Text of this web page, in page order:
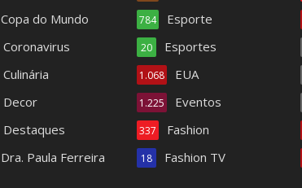
Copa do Mundo
Coronavirus
Culinária
Decor
Destaques
Dra. Paula Ferreira
Esporte
784
Esportes
20
EUA
1.068
Eventos
1.225
Fashion
337
Fashion TV
18